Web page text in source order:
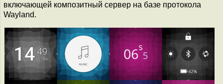
включающей композитный сервер на базе протокола
Wayland.